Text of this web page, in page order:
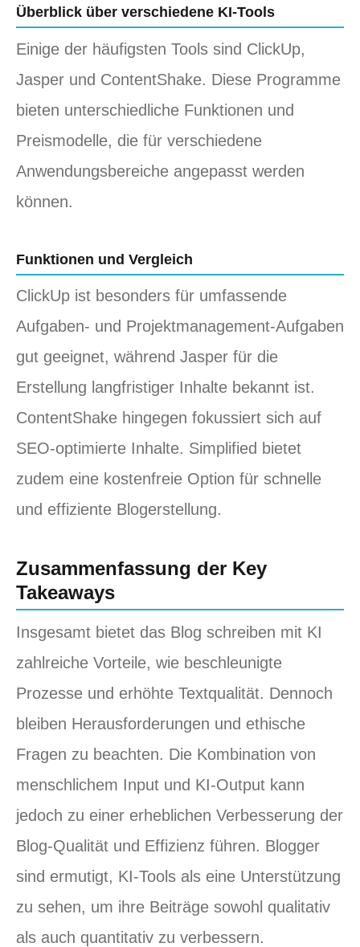
Überblick über verschiedene KI-Tools
Einige der häufigsten Tools sind ClickUp,
Jasper und ContentShake. Diese Programme
bieten unterschiedliche Funktionen und
Preismodelle, die für verschiedene
Anwendungsbereiche angepasst werden
können.
Funktionen und Vergleich
ClickUp ist besonders für umfassende
Aufgaben- und Projektmanagement-Aufgaben
gut geeignet, während Jasper für die
Erstellung langfristiger Inhalte bekannt ist.
ContentShake hingegen fokussiert sich auf
SEO-optimierte Inhalte. Simplified bietet
zudem eine kostenfreie Option für schnelle
und effiziente Blogerstellung.
Zusammenfassung der Key
Takeaways
Insgesamt bietet das Blog schreiben mit KI
zahlreiche Vorteile, wie beschleunigte
Prozesse und erhöhte Textqualität. Dennoch
bleiben Herausforderungen und ethische
Fragen zu beachten. Die Kombination von
menschlichem Input und KI-Output kann
jedoch zu einer erheblichen Verbesserung der
Blog-Qualität und Effizienz führen. Blogger
sind ermutigt, KI-Tools als eine Unterstützung
zu sehen, um ihre Beiträge sowohl qualitativ
als auch quantitativ zu verbessern.